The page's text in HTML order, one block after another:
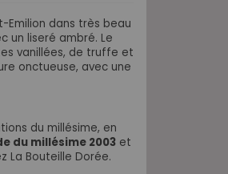
Emilion dans très beau
un liseré ambré. Le
vanillées, de truffe et
onctueuse, avec une
du millésime, en
du millésime 2003 et
La Bouteille Dorée.